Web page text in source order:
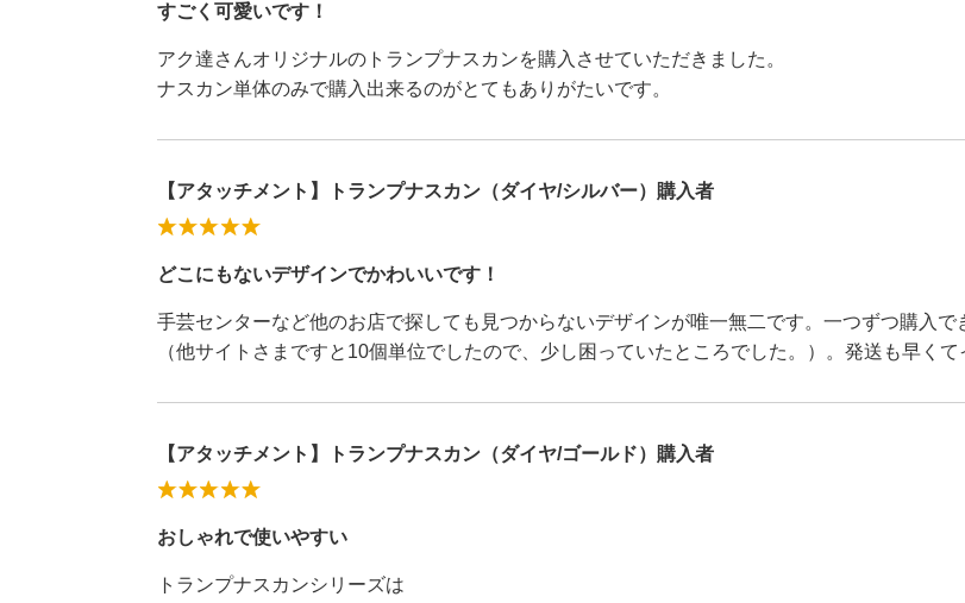
すごく可愛いです！
アク達さんオリジナルのトランプナスカンを購入させていただきました。
ナスカン単体のみで購入出来るのがとてもありがたいです。
【アタッチメント】トランプナスカン（ダイヤ/シルバー）購入者
どこにもないデザインでかわいいです！
手芸センターなど他のお店で探しても見つからないデザインが唯一無二です。一つずつ購入
（他サイトさまですと10個単位でしたので、少し困っていたところでした。）。発送も早くて
【アタッチメント】トランプナスカン（ダイヤ/ゴールド）購入者
おしゃれで使いやすい
トランプナスカンシリーズは